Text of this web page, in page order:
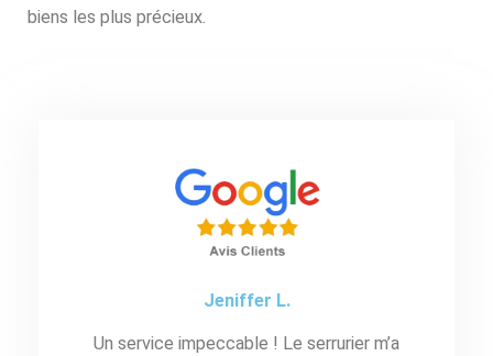
biens les plus précieux.
Jeniffer L.
Un service impeccable ! Le serrurier m’a